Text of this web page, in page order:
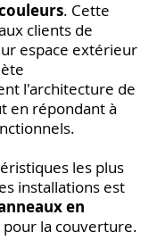
. Cette
clients de
espace extérieur
l'architecture de
en répondant à
les plus
installations est
en
pour la couverture.